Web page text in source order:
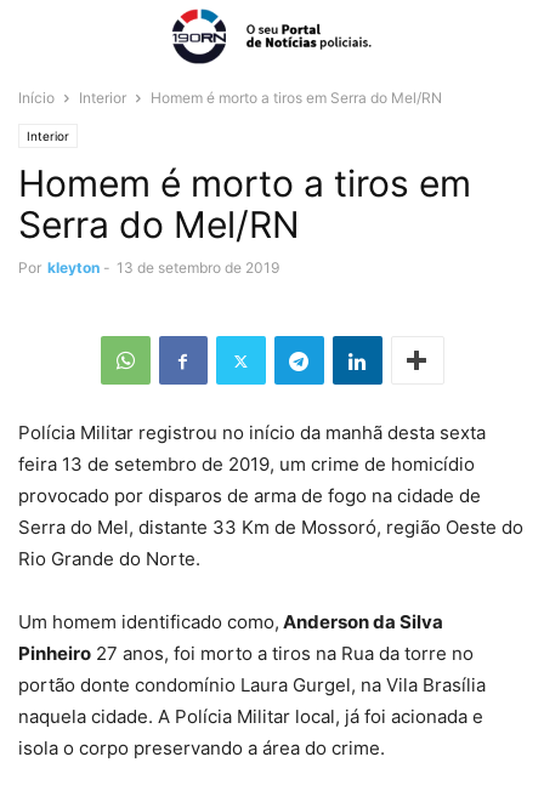
Início Interior Homem é morto a tiros em Serra do Mel/RN
Interior
Homem é morto a tiros em
Serra do Mel/RN
Por kleyton - 13 de setembro de 2019
Polícia Militar registrou no início da manhã desta sexta
feira 13 de setembro de 2019, um crime de homicídio
provocado por disparos de arma de fogo na cidade de
Serra do Mel, distante 33 Km de Mossoró, região Oeste do
Rio Grande do Norte.
Um homem identificado como, Anderson da Silva
Pinheiro 27 anos, foi morto a tiros na Rua da torre no
portão donte condomínio Laura Gurgel, na Vila Brasília
naquela cidade. A Polícia Militar local, já foi acionada e
isola o corpo preservando a área do crime.